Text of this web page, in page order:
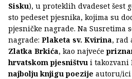
Sisku), u proteklih dvadeset šest
sto pedeset pjesnika, kojima su
pjesničke nagrade. Na Susretima
nagrade: Plaketa sv. Kvirina, rad
Zlatka Brkića, kao najveće
hrvatskom pjesništvu i takozvani
najbolju knjigu poezije autoru/ici